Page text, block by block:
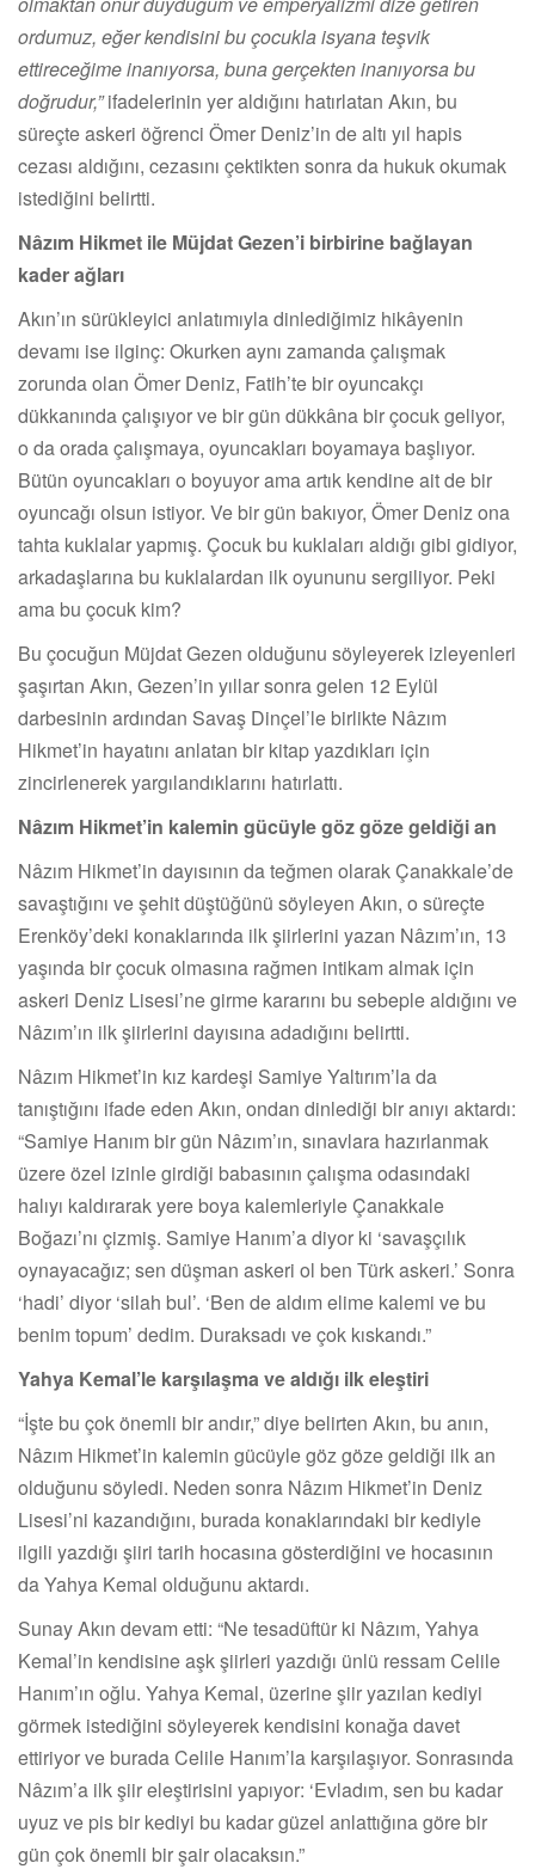
ordumuz, eğer kendisini bu çocukla isyana teşvik
ettireceğime inanıyorsa, buna gerçekten inanıyorsa bu
doğrudur,”ifadelerinin yer aldığını hatırlatan Akın, bu
süreçte askeri öğrenci Ömer Deniz’in de altı yıl hapis
cezası aldığını, cezasını çektikten sonra da hukuk okumak
istediğini belirtti.
Nâzım Hikmet ile Müjdat Gezen’i birbirine bağlayan
kader ağları
Akın’ın sürükleyici anlatımıyla dinlediğimiz hikâyenin
devamı ise ilginç: Okurken aynı zamanda çalışmak
zorunda olan Ömer Deniz, Fatih’te bir oyuncakçı
dükkanında çalışıyor ve bir gün dükkâna bir çocuk geliyor,
o da orada çalışmaya, oyuncakları boyamaya başlıyor.
Bütün oyuncakları o boyuyor ama artık kendine ait de bir
oyuncağı olsun istiyor. Ve bir gün bakıyor, Ömer Deniz ona
tahta kuklalar yapmış. Çocuk bu kuklaları aldığı gibi gidiyor,
arkadaşlarına bu kuklalardan ilk oyununu sergiliyor. Peki
ama bu çocuk kim?
Bu çocuğun Müjdat Gezen olduğunu söyleyerek izleyenleri
şaşırtan Akın, Gezen’in yıllar sonra gelen 12 Eylül
darbesinin ardından Savaş Dinçel’le birlikte Nâzım
Hikmet’in hayatını anlatan bir kitap yazdıkları için
zincirlenerek yargılandıklarını hatırlattı.
Nâzım Hikmet’in kalemin gücüyle göz göze geldiği an
Nâzım Hikmet’in dayısının da teğmen olarak Çanakkale’de
savaştığını ve şehit düştüğünü söyleyen Akın, o süreçte
Erenköy’deki konaklarında ilk şiirlerini yazan Nâzım’ın, 13
yaşında bir çocuk olmasına rağmen intikam almak için
askeri Deniz Lisesi’ne girme kararını bu sebeple aldığını ve
Nâzım’ın ilk şiirlerini dayısına adadığını belirtti.
Nâzım Hikmet’in kız kardeşi Samiye Yaltırım’la da
tanıştığını ifade eden Akın, ondan dinlediği bir anıyı aktardı:
“Samiye Hanım bir gün Nâzım’ın, sınavlara hazırlanmak
üzere özel izinle girdiği babasının çalışma odasındaki
halıyı kaldırarak yere boya kalemleriyle Çanakkale
Boğazı’nı çizmiş. Samiye Hanım’a diyor ki ‘savaşçılık
oynayacağız; sen düşman askeri ol ben Türk askeri.’ Sonra
‘hadi’ diyor ‘silah bul’. ‘Ben de aldım elime kalemi ve bu
benim topum’ dedim. Duraksadı ve çok kıskandı.”
Yahya Kemal’le karşılaşma ve aldığı ilk eleştiri
“İşte bu çok önemli bir andır,” diye belirten Akın, bu anın,
Nâzım Hikmet’in kalemin gücüyle göz göze geldiği ilk an
olduğunu söyledi. Neden sonra Nâzım Hikmet’in Deniz
Lisesi’ni kazandığını, burada konaklarındaki bir kediyle
ilgili yazdığı şiiri tarih hocasına gösterdiğini ve hocasının
da Yahya Kemal olduğunu aktardı.
Sunay Akın devam etti: “Ne tesadüftür ki Nâzım, Yahya
Kemal’in kendisine aşk şiirleri yazdığı ünlü ressam Celile
Hanım’ın oğlu. Yahya Kemal, üzerine şiir yazılan kediyi
görmek istediğini söyleyerek kendisini konağa davet
ettiriyor ve burada Celile Hanım’la karşılaşıyor. Sonrasında
Nâzım’a ilk şiir eleştirisini yapıyor: ‘Evladım, sen bu kadar
uyuz ve pis bir kediyi bu kadar güzel anlattığına göre bir
gün çok önemli bir şair olacaksın.”